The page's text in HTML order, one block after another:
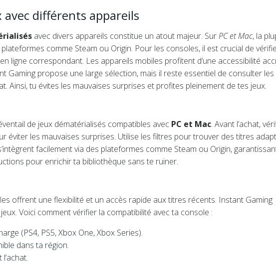
différents appareils
avec divers appareils constitue un atout majeur. SurPC et Mac, la
comme Steam ou Origin. Pour les consoles, il est crucial de
ligne correspondant. Les appareils mobiles profitent d’une accessibilité
Gaming propose une large sélection, mais il reste essentiel de consulter les
Ainsi, tu évites les mauvaises surprises et profites pleinement de tes jeux.
de jeux dématérialisés compatibles avec PC et Mac. Avant l’achat,
éviter les mauvaises surprises. Utilise les filtres pour trouver des titres
facilement via des plateformes comme Steam ou Origin,
pour enrichir ta bibliothèque sans te ruiner.
offrent une flexibilité et un accès rapide aux titres récents. Instant Gaming
Voici comment vérifier la compatibilité avec ta console :
(PS4, PS5, Xbox One, Xbox Series).
dans ta région.